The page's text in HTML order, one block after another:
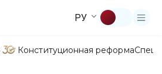
РУ
Конституционная реформа